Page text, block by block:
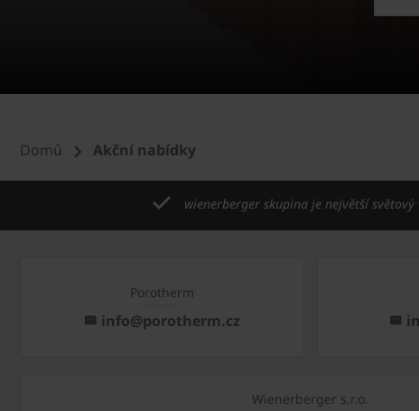
Domů Akční nabídky
wienerberger skupina je největší světový
Porotherm
info@porotherm.cz
Wienerberger s.r.o.